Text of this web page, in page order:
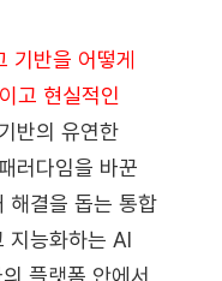
기반을 어떻게
고 현실적인
반의 유연한
러다임을 바꾼
해결을 돕는 통합
지능화하는 AI